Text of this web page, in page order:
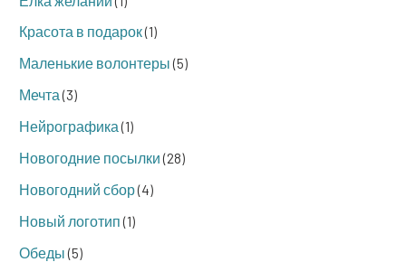
Красота в подарок(1)
Маленькие волонтеры(5)
Мечта(3)
Нейрографика(1)
Новогодние посылки(28)
Новогодний сбор(4)
Новый логотип(1)
Обеды(5)